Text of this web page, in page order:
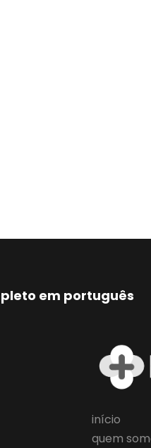
em português
início
quem